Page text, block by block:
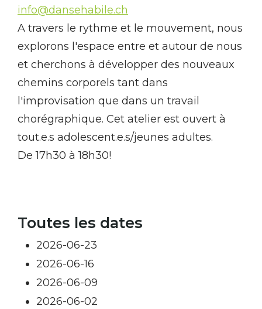
info@dansehabile.ch
A travers le rythme et le mouvement, nous
explorons l'espace entre et autour de nous
et cherchons à développer des nouveaux
chemins corporels tant dans
l'improvisation que dans un travail
chorégraphique. Cet atelier est ouvert à
tout.e.s adolescent.e.s/jeunes adultes.
De 17h30 à 18h30!
Toutes les dates
2026-06-23
2026-06-16
2026-06-09
2026-06-02